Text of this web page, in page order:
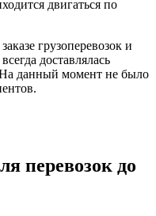
двигаться по
грузоперевозок и
доставлялась
данный момент не было
перевозок до